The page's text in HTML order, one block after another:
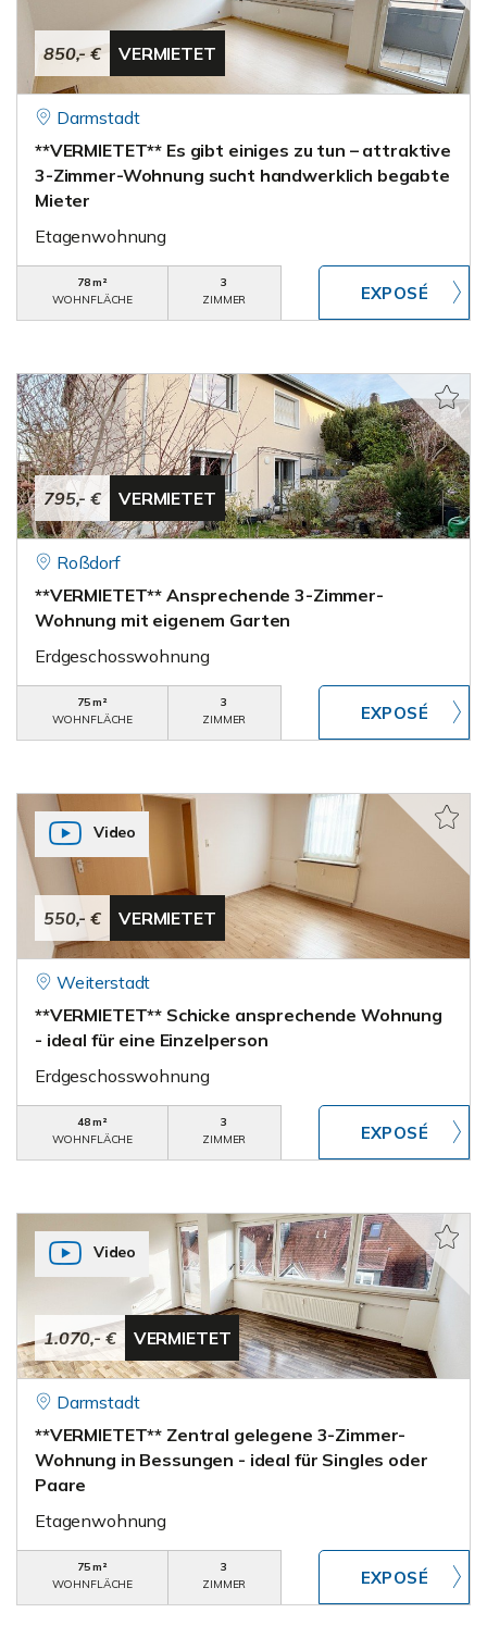
850,- € VERMIETET
Darmstadt
**VERMIETET** Es gibt einiges zu tun – attraktive
3-Zimmer-Wohnung sucht handwerklich begabte
Mieter
Etagenwohnung
78 m²
WOHNFLÄCHE
3
ZIMMER
795,- € VERMIETET
Roßdorf
**VERMIETET** Ansprechende 3-Zimmer-
Wohnung mit eigenem Garten
Erdgeschosswohnung
75 m²
WOHNFLÄCHE
3
ZIMMER
550,- € VERMIETET
Video
Weiterstadt
**VERMIETET** Schicke ansprechende Wohnung
- ideal für eine Einzelperson
Erdgeschosswohnung
48 m²
WOHNFLÄCHE
3
ZIMMER
1.070,- € VERMIETET
Video
Darmstadt
**VERMIETET** Zentral gelegene 3-Zimmer-
Wohnung in Bessungen - ideal für Singles oder
Paare
Etagenwohnung
75 m²
WOHNFLÄCHE
3
ZIMMER